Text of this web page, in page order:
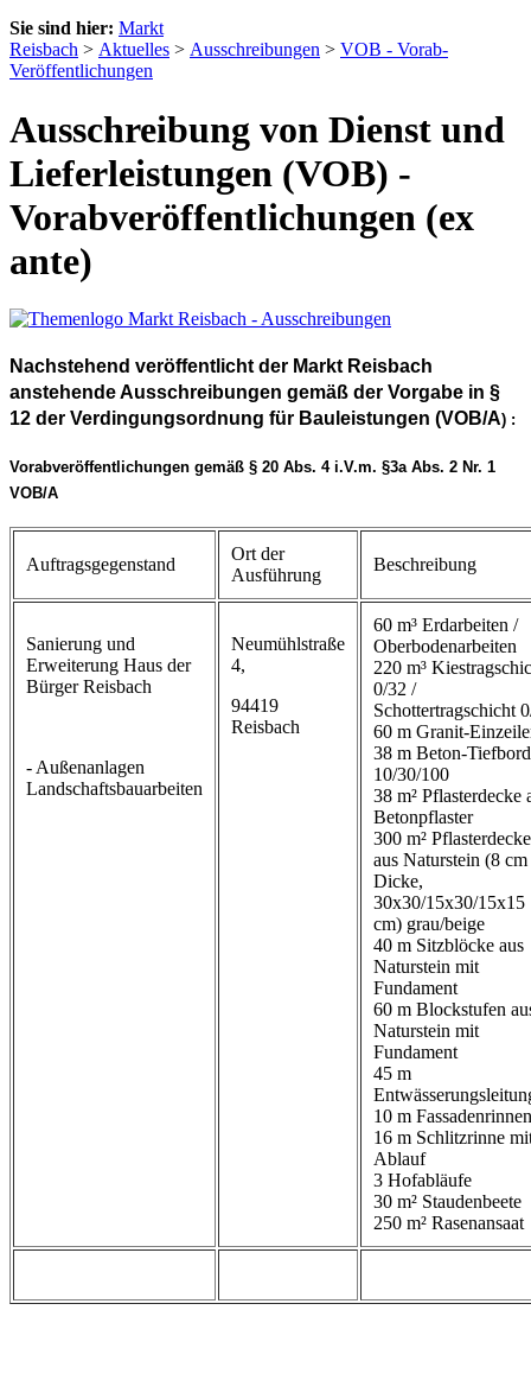
Sie sind hier: Markt
Reisbach > Aktuelles > Ausschreibungen > VOB - Vorab-
Veröffentlichungen
Ausschreibung von Dienst und
Lieferleistungen (VOB) -
Vorabveröffentlichungen (ex
ante)
Nachstehend veröffentlicht der Markt Reisbach
anstehende Ausschreibungen gemäß der Vorgabe in §
12 der Verdingungsordnung für Bauleistungen (VOB/A) :
Vorabveröffentlichungen gemäß § 20 Abs. 4 i.V.m. §3a Abs. 2 Nr. 1
VOB/A
Auftragsgegenstand
Ort der
Ausführung
Beschreibung
Sanierung und
Erweiterung Haus der
Bürger Reisbach
- Außenanlagen
Landschaftsbauarbeiten
Neumühlstraße
4,
94419
Reisbach
60 m³ Erdarbeiten /
Oberbodenarbeiten
220 m³
0/32 /
Schottertragschicht
60 m Granit-
38 m Beton-Tiefbord
10/30/100
38 m² Pflasterdecke
Betonpflaster
300 m² Pflasterdecke
aus Naturstein (8 cm
Dicke,
30x30/15x30/15x15
cm) grau/beige
40 m Sitzblöcke aus
Naturstein mit
Fundament
60 m Blockstufen
Naturstein mit
Fundament
45 m
10 m Fassadenrinnen
16 m Schlitzrinne
Ablauf
3 Hofabläufe
30 m² Staudenbeete
250 m² Rasenansaat